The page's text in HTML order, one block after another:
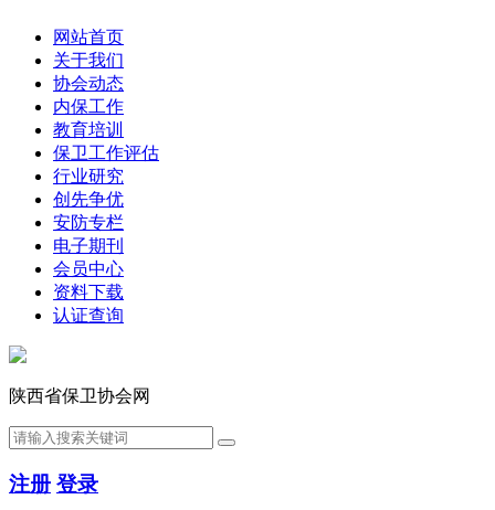
网站首页
关于我们
协会动态
内保工作
教育培训
保卫工作评估
行业研究
创先争优
安防专栏
电子期刊
会员中心
资料下载
认证查询
陕西省保卫协会网
注册 登录